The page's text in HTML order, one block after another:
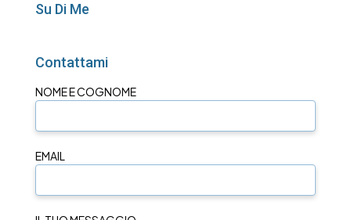
Su Di Me
Contattami
NOME E COGNOME
EMAIL